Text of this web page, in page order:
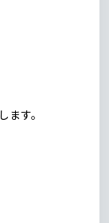
す。